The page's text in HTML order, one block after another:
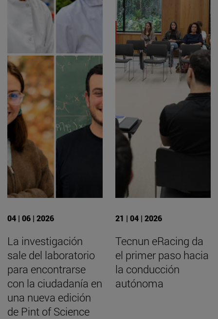
04 | 06 | 2026
La investigación
sale del laboratorio
para encontrarse
con la ciudadanía en
una nueva edición
de Pint of Science
21 | 04 | 2026
Tecnun eRacing da
el primer paso hacia
la conducción
autónoma